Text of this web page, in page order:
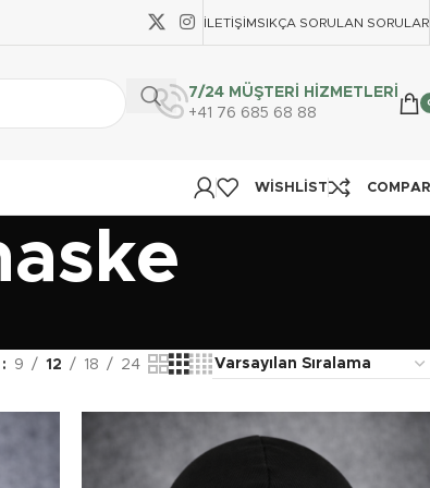
İLETIŞIMSIKÇA SORULAN SORULAR
7/24 MÜŞTERİ HİZMETLERİ
+41 76 685 68 88
WISHLIST
9 12 18 24